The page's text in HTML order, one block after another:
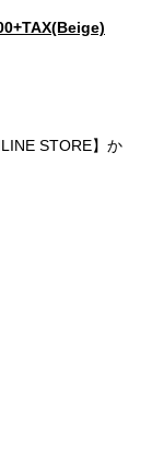
STORE】か